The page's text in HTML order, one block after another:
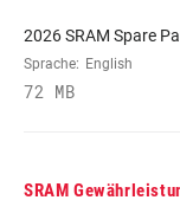
2026 SRAM Spare
Sprache: English
72 MB
SRAM